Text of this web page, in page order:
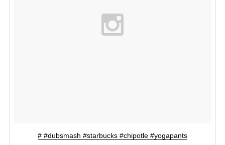
# #dubsmash #starbucks #chipotle #yogapants